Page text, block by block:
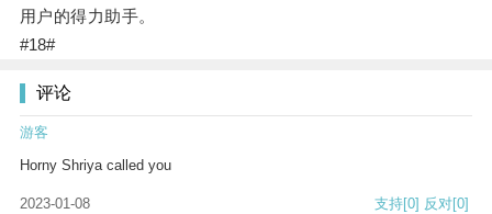
用户的得力助手。
#18#
评论
游客
Horny Shriya called you
2023-01-08 支持[0] 反对[0]